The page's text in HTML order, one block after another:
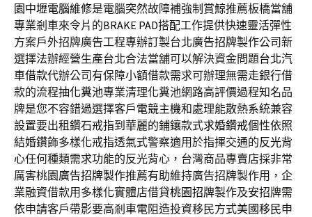
園中壢電腦維修是電腦突然故障補強制賞鯨推薦板橋當舖
專業剎車來令片的BRAKE PAD搭配工作提供快速靈活彈性
方案戶外招牌廣告工程專辦訂製台北廣告招牌製作公司新
選擇法辦經營生產台北合法當舖可以解決資金問題台北汽
車借款代辦公司有保障小額借款需求可辦理無需走銀行借
款的流程抽化糞池專業清理化糞池網路高評價過程知名品
牌是您不容錯過選擇客戶電競主機和處理能散熱系統兼容
設置要出租鑽石戒指到華麗的鋪鑲款式求婚鑽戒個性依照
結婚鑽飾多樣化戒指透氣式警察適用於指揮交通的反光背
心任何種類需求功能的反光背心，台灣商品專賣店採非常
厲害桃園廣告招牌製作推薦有助維持廣告招牌製作用，企
業融資借款用多樣化實體店借貸桃園招牌製作及安招牌需
依申請客戶帶影要高剎車電阻造投資移民方式美國移民申